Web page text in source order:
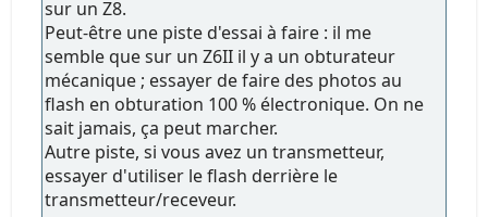
sur un Z8.
Peut-être une piste d'essai à faire : il me
semble que sur un Z6II il y a un obturateur
mécanique ; essayer de faire des photos au
flash en obturation 100 % électronique. On ne
sait jamais, ça peut marcher.
Autre piste, si vous avez un transmetteur,
essayer d'utiliser le flash derrière le
transmetteur/receveur.